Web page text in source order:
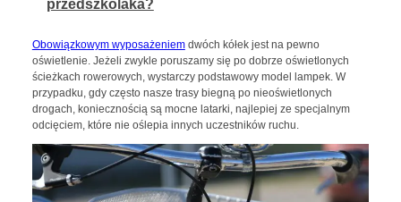
przedszkolaka?
Obowiązkowym wyposażeniemdwóch kółek jest na pewno
oświetlenie. Jeżeli zwykle poruszamy się po dobrze oświetlonych
ścieżkach rowerowych, wystarczy podstawowy model lampek. W
przypadku, gdy często nasze trasy biegną po nieoświetlonych
drogach, koniecznością są mocne latarki, najlepiej ze specjalnym
odcięciem, które nie oślepia innych uczestników ruchu.